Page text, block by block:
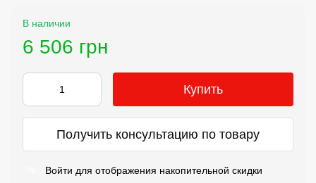
В наличии
6 506 грн
Купить
Получить консультацию по товару
Войти для отображения накопительной скидки